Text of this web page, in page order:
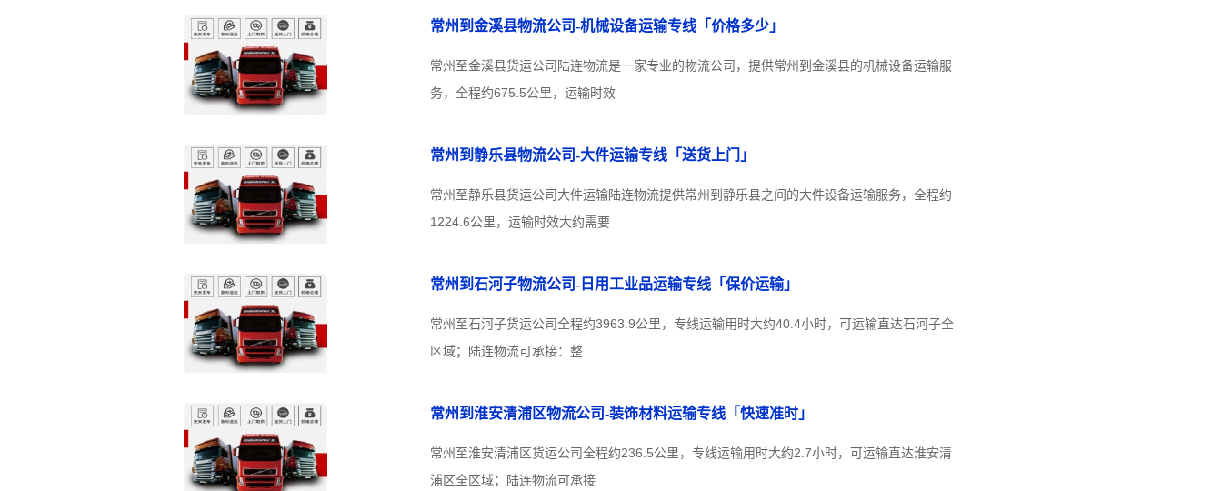
常州到金溪县物流公司-机械设备运输专线「价格多少」
常州至金溪县货运公司陆连物流是一家专业的物流公司，提供常州到金溪县的机械设备运输服
务，全程约675.5公里，运输时效
常州到静乐县物流公司-大件运输专线「送货上门」
常州至静乐县货运公司大件运输陆连物流提供常州到静乐县之间的大件设备运输服务，全程约
1224.6公里，运输时效大约需要
常州到石河子物流公司-日用工业品运输专线「保价运输」
常州至石河子货运公司全程约3963.9公里，专线运输用时大约40.4小时，可运输直达石河子全
区域；陆连物流可承接：整
常州到淮安清浦区物流公司-装饰材料运输专线「快速准时」
常州至淮安清浦区货运公司全程约236.5公里，专线运输用时大约2.7小时，可运输直达淮安清
浦区全区域；陆连物流可承接